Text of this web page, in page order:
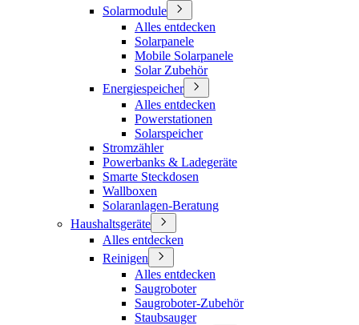
Solarmodule
Alles entdecken
Solarpanele
Mobile Solarpanele
Solar Zubehör
Energiespeicher
Alles entdecken
Powerstationen
Solarspeicher
Stromzähler
Powerbanks & Ladegeräte
Smarte Steckdosen
Wallboxen
Solaranlagen-Beratung
Haushaltsgeräte
Alles entdecken
Reinigen
Alles entdecken
Saugroboter
Saugroboter-Zubehör
Staubsauger